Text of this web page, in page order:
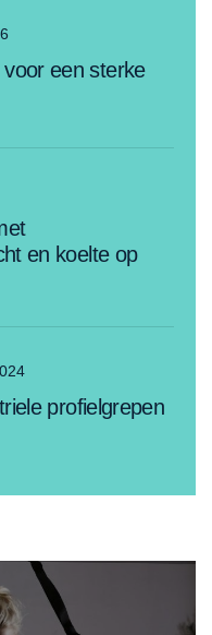
een sterke
en koelte op
profielgrepen